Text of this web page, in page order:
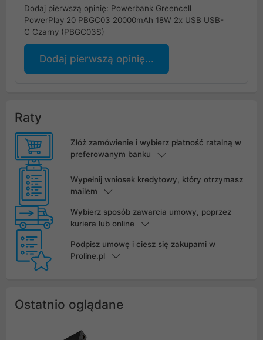
Dodaj pierwszą opinię: Powerbank Greencell
PowerPlay 20 PBGC03 20000mAh 18W 2x USB USB-
C Czarny (PBGC03S)
Dodaj pierwszą opinię...
Raty
Złóż zamówienie i wybierz płatność ratalną w
preferowanym banku
Wypełnij wniosek kredytowy, który otrzymasz
mailem
Wybierz sposób zawarcia umowy, poprzez
kuriera lub online
Podpisz umowę i ciesz się zakupami w
Proline.pl
Ostatnio oglądane